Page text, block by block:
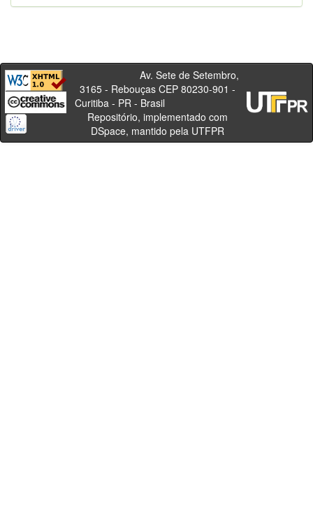
Av. Sete de Setembro,
3165 - Rebouças CEP 80230-901 -
Curitiba - PR - Brasil
Repositório, implementado com
DSpace, mantido pela UTFPR